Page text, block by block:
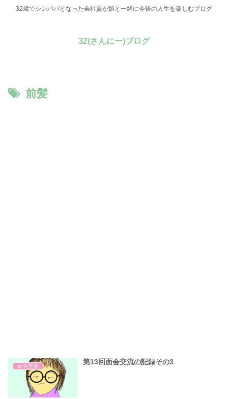
32歳でシンパパとなった会社員が娘と一緒に今後の人生を楽しむブログ
32(さんにー)ブログ
前髪
面会交流
第13回面会交流の記録その3